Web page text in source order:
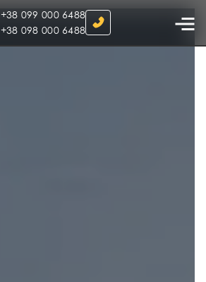
+38 099 000 6488
+38 098 000 6488